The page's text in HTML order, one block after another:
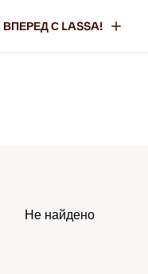
ВПЕРЕД С LASSA!
Не найдено